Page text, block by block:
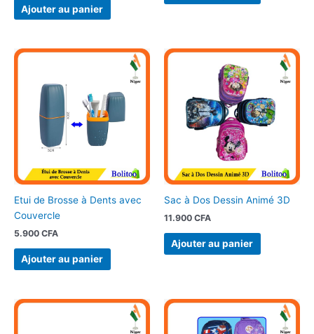
Ajouter au panier
Etui de Brosse à Dents avec
Couvercle
5.900 CFA
Ajouter au panier
Sac à Dos Dessin Animé 3D
11.900 CFA
Ajouter au panier